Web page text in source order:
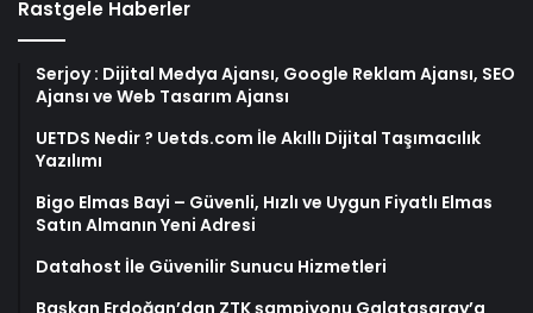
Rastgele Haberler
Serjoy : Dijital Medya Ajansı, Google Reklam Ajansı, SEO
Ajansı ve Web Tasarım Ajansı
UETDS Nedir ? Uetds.com İle Akıllı Dijital Taşımacılık
Yazılımı
Bigo Elmas Bayi – Güvenli, Hızlı ve Uygun Fiyatlı Elmas
Satın Almanın Yeni Adresi
Datahost İle Güvenilir Sunucu Hizmetleri
Başkan Erdoğan’dan ZTK şampiyonu Galatasaray’a